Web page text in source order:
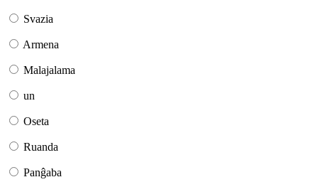
Svazia
Armena
Malajalama
un
Oseta
Ruanda
Panĝaba